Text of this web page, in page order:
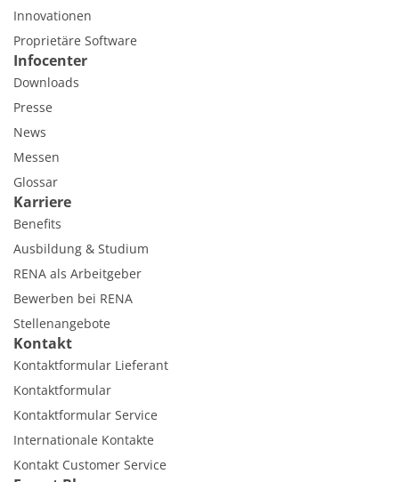
Innovationen
Proprietäre Software
Infocenter
Downloads
Presse
News
Messen
Glossar
Karriere
Benefits
Ausbildung & Studium
RENA als Arbeitgeber
Bewerben bei RENA
Stellenangebote
Kontakt
Kontaktformular Lieferant
Kontaktformular
Kontaktformular Service
Internationale Kontakte
Kontakt Customer Service